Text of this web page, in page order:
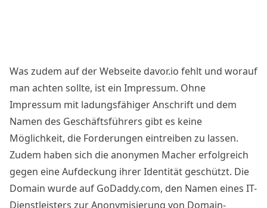
Was zudem auf der Webseite davor.io fehlt und worauf
man achten sollte, ist ein Impressum. Ohne
Impressum mit ladungsfähiger Anschrift und dem
Namen des Geschäftsführers gibt es keine
Möglichkeit, die Forderungen eintreiben zu lassen.
Zudem haben sich die anonymen Macher erfolgreich
gegen eine Aufdeckung ihrer Identität geschützt. Die
Domain wurde auf GoDaddy.com, den Namen eines IT-
Dienstleisters zur Anonymisierung von Domain-